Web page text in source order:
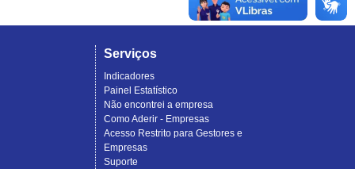
Serviços
Indicadores
Painel Estatístico
Não encontrei a empresa
Como Aderir - Empresas
Acesso Restrito para Gestores e
Empresas
Suporte